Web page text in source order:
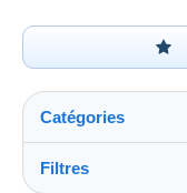
Catégories
Filtres